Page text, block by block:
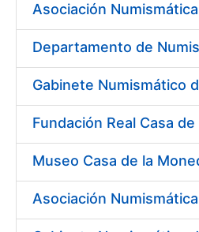
Asociación
Museo Casa de la
Asociación